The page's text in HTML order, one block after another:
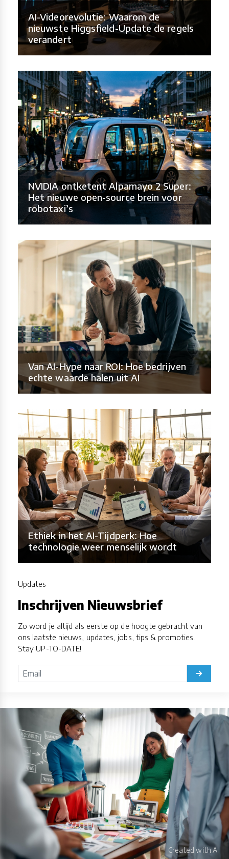
AI-Videorevolutie: Waarom de
nieuwste Higgsfield-Update de regels
verandert
NVIDIA ontketent Alpamayo 2 Super:
Het nieuwe open-source brein voor
robotaxi’s
Van AI-Hype naar ROI: Hoe bedrijven
echte waarde halen uit AI
Ethiek in het AI-Tijdperk: Hoe
technologie weer menselijk wordt
Updates
Inschrijven Nieuwsbrief
Zo word je altijd als eerste op de hoogte gebracht van
ons laatste nieuws, updates, jobs, tips & promoties.
Stay UP-TO-DATE!